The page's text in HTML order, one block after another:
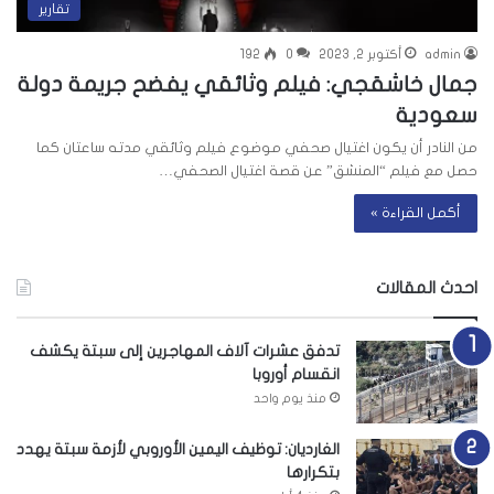
تقارير
admin أكتوبر 2, 2023 0
192
جمال خاشقجي: فيلم وثائقي يفضح جريمة دولة
سعودية
من النادر أن يكون اغتيال صحفي موضوع فيلم وثائقي مدته ساعتان كما
حصل مع فيلم “المنشق” عن قصة اغتيال الصحفي…
أكمل القراءة »
احدث المقالات
تدفق عشرات آلاف المهاجرين إلى سبتة يكشف
انقسام أوروبا
منذ يوم واحد
الغارديان: توظيف اليمين الأوروبي لأزمة سبتة يهدد
بتكرارها